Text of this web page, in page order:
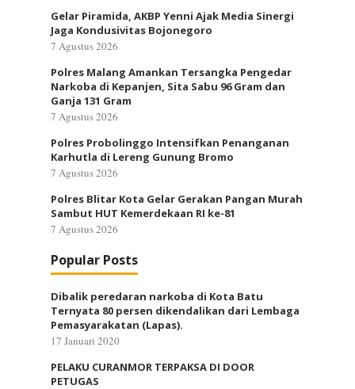
Gelar Piramida, AKBP Yenni Ajak Media Sinergi
Jaga Kondusivitas Bojonegoro
7 Agustus 2026
Polres Malang Amankan Tersangka Pengedar
Narkoba di Kepanjen, Sita Sabu 96 Gram dan
Ganja 131 Gram
7 Agustus 2026
Polres Probolinggo Intensifkan Penanganan
Karhutla di Lereng Gunung Bromo
7 Agustus 2026
Polres Blitar Kota Gelar Gerakan Pangan Murah
Sambut HUT Kemerdekaan RI ke-81
7 Agustus 2026
Popular Posts
Dibalik peredaran narkoba di Kota Batu
Ternyata 80 persen dikendalikan dari Lembaga
Pemasyarakatan (Lapas).
17 Januari 2020
PELAKU CURANMOR TERPAKSA DI DOOR
PETUGAS